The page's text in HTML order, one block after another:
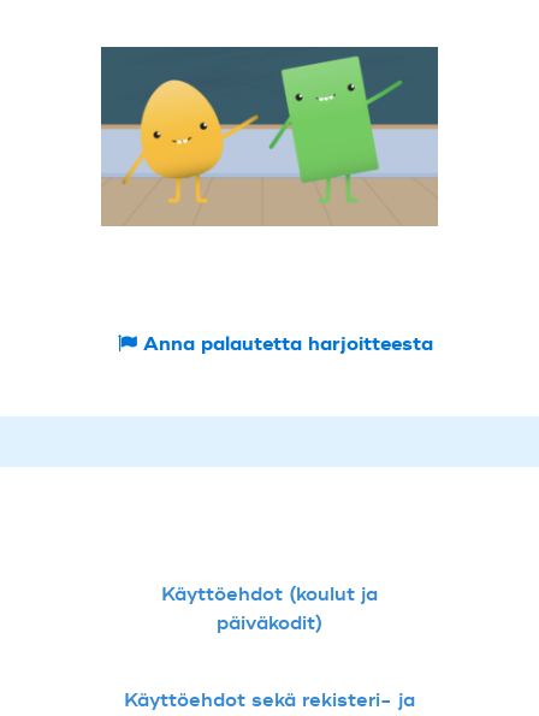
Anna palautetta harjoitteesta
Käyttöehdot (koulut ja
päiväkodit)
Käyttöehdot sekä rekisteri- ja